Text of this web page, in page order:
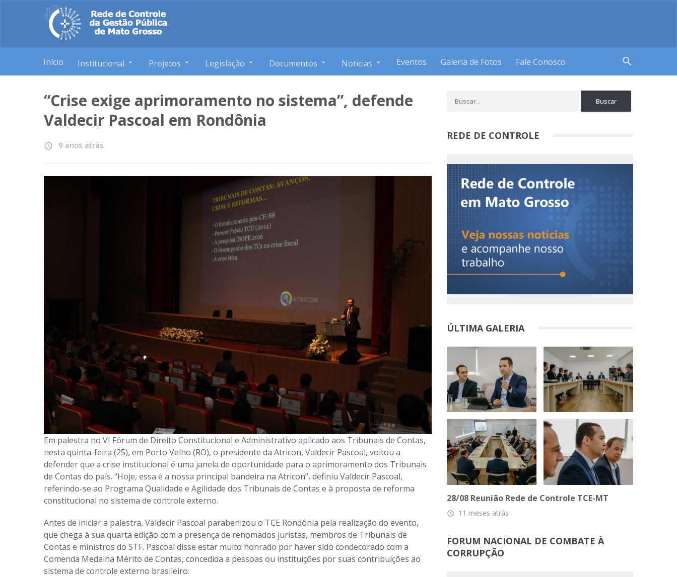
Início Institucional Projetos Legislação Documentos Notícias Eventos Galeria de Fotos Fale Conosco search
“Crise exige aprimoramento no sistema”, defende
Valdecir Pascoal em Rondônia
access_time 9 anos atrás
Em palestra no VI Fórum de Direito Constitucional e Administrativo aplicado aos Tribunais de Contas,
nesta quinta-feira (25), em Porto Velho (RO), o presidente da Atricon, Valdecir Pascoal, voltou a
defender que a crise institucional é uma janela de oportunidade para o aprimoramento dos Tribunais
de Contas do país. “Hoje, essa é a nossa principal bandeira na Atricon”, definiu Valdecir Pascoal,
referindo-se ao Programa Qualidade e Agilidade dos Tribunais de Contas e à proposta de reforma
constitucional no sistema de controle externo.
Antes de iniciar a palestra, Valdecir Pascoal parabenizou o TCE Rondônia pela realização do evento,
que chega à sua quarta edição com a presença de renomados juristas, membros de Tribunais de
Contas e ministros do STF. Pascoal disse estar muito honrado por haver sido condecorado com a
Comenda Medalha Mérito de Contas, concedida a pessoas ou instituições por suas contribuições ao
sistema de controle externo brasileiro.
REDE DE CONTROLE
ÚLTIMA GALERIA
28/08 Reunião Rede de Controle TCE-MT
access_time 11 meses atrás
FORUM NACIONAL DE COMBATE À
CORRUPÇÃO